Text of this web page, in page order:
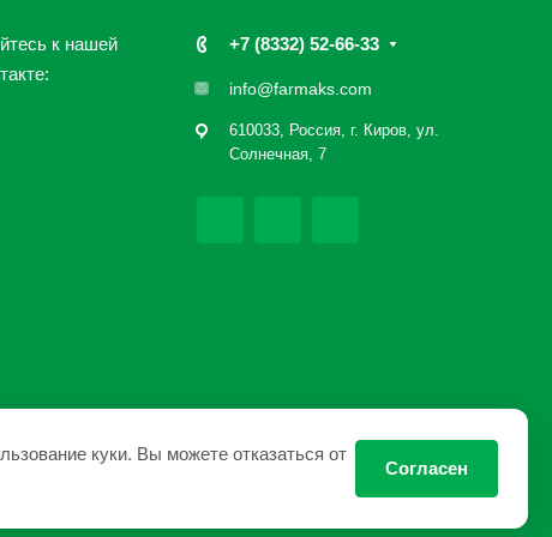
к нашей
+7 (8332) 52-66-33
info@farmaks.com
610033, Россия, г. Киров, ул.
Солнечная, 7
куки. Вы можете отказаться от
Согласен